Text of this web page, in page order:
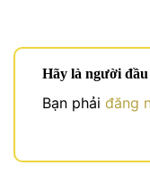
Hãy là người
Bạn phải đăng